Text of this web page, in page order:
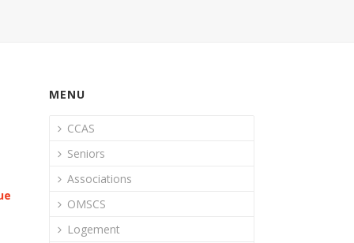
MENU
CCAS
Seniors
Associations
OMSCS
Logement